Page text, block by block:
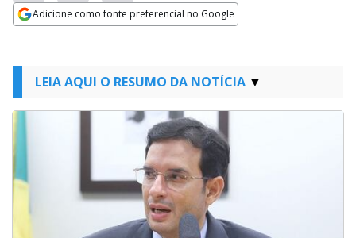
Adicione como fonte preferencial no Google
LEIA AQUI O RESUMO DA NOTÍCIA